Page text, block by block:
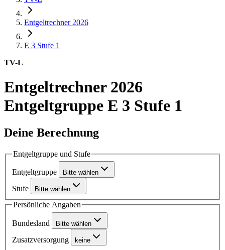
Entgeltrechner 2026
E 3 Stufe 1
TV-L
Entgeltrechner 2026
Entgeltgruppe E 3 Stufe 1
Deine Berechnung
Entgeltgruppe und Stufe
Entgeltgruppe Bitte wählen
Stufe Bitte wählen
Persönliche Angaben
Bundesland Bitte wählen
Zusatzversorgung keine